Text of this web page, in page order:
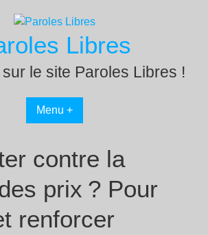
Libres
le site Paroles Libres !
Menu +
contre la
prix ? Pour
renforcer